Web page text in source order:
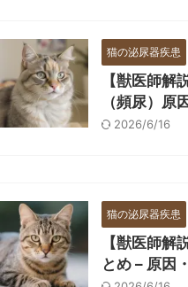
猫の泌尿器疾患
【獣医師解
（頻尿）原
2026/6/16
猫の泌尿器疾患
【獣医師解
とめ – 原因